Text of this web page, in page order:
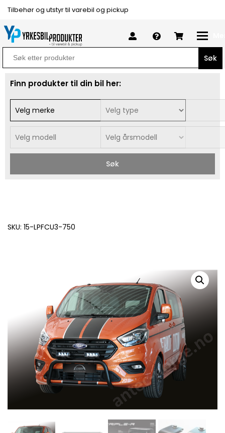
Tilbehør og utstyr til varebil og pickup
Search
for:
Finn produkter til din bil her:
Søk
SKU: 15-LPFCU3-750